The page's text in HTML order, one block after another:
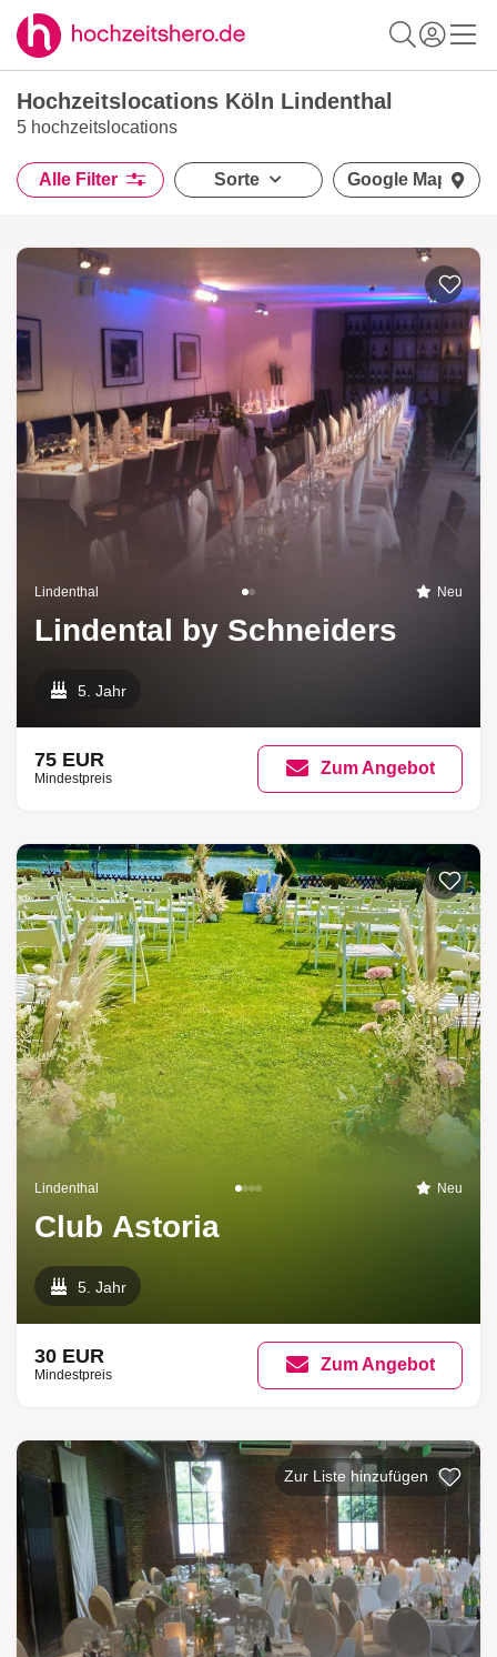
Hochzeitslocations Köln Lindenthal
5 hochzeitslocations
Alle Filter Sorte Google Maps
Lindenthal Neu
Lindental by Schneiders
5. Jahr
75 EUR
Mindestpreis
Zum Angebot
Lindenthal Neu
Club Astoria
5. Jahr
30 EUR
Mindestpreis
Zum Angebot
Zur Liste hinzufügen